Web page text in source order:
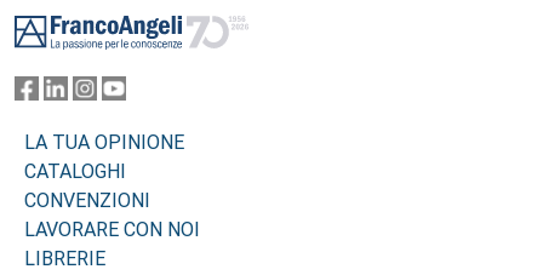
LA TUA OPINIONE
CATALOGHI
CONVENZIONI
LAVORARE CON NOI
LIBRERIE